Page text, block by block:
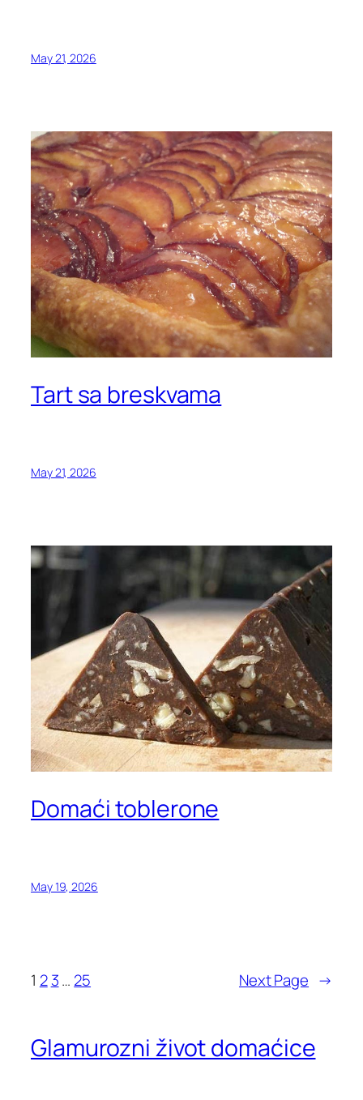
May 21, 2026
Tart sa breskvama
May 21, 2026
Domaći toblerone
May 19, 2026
1 2 3… 25 Next Page →
Glamurozni život domaćice